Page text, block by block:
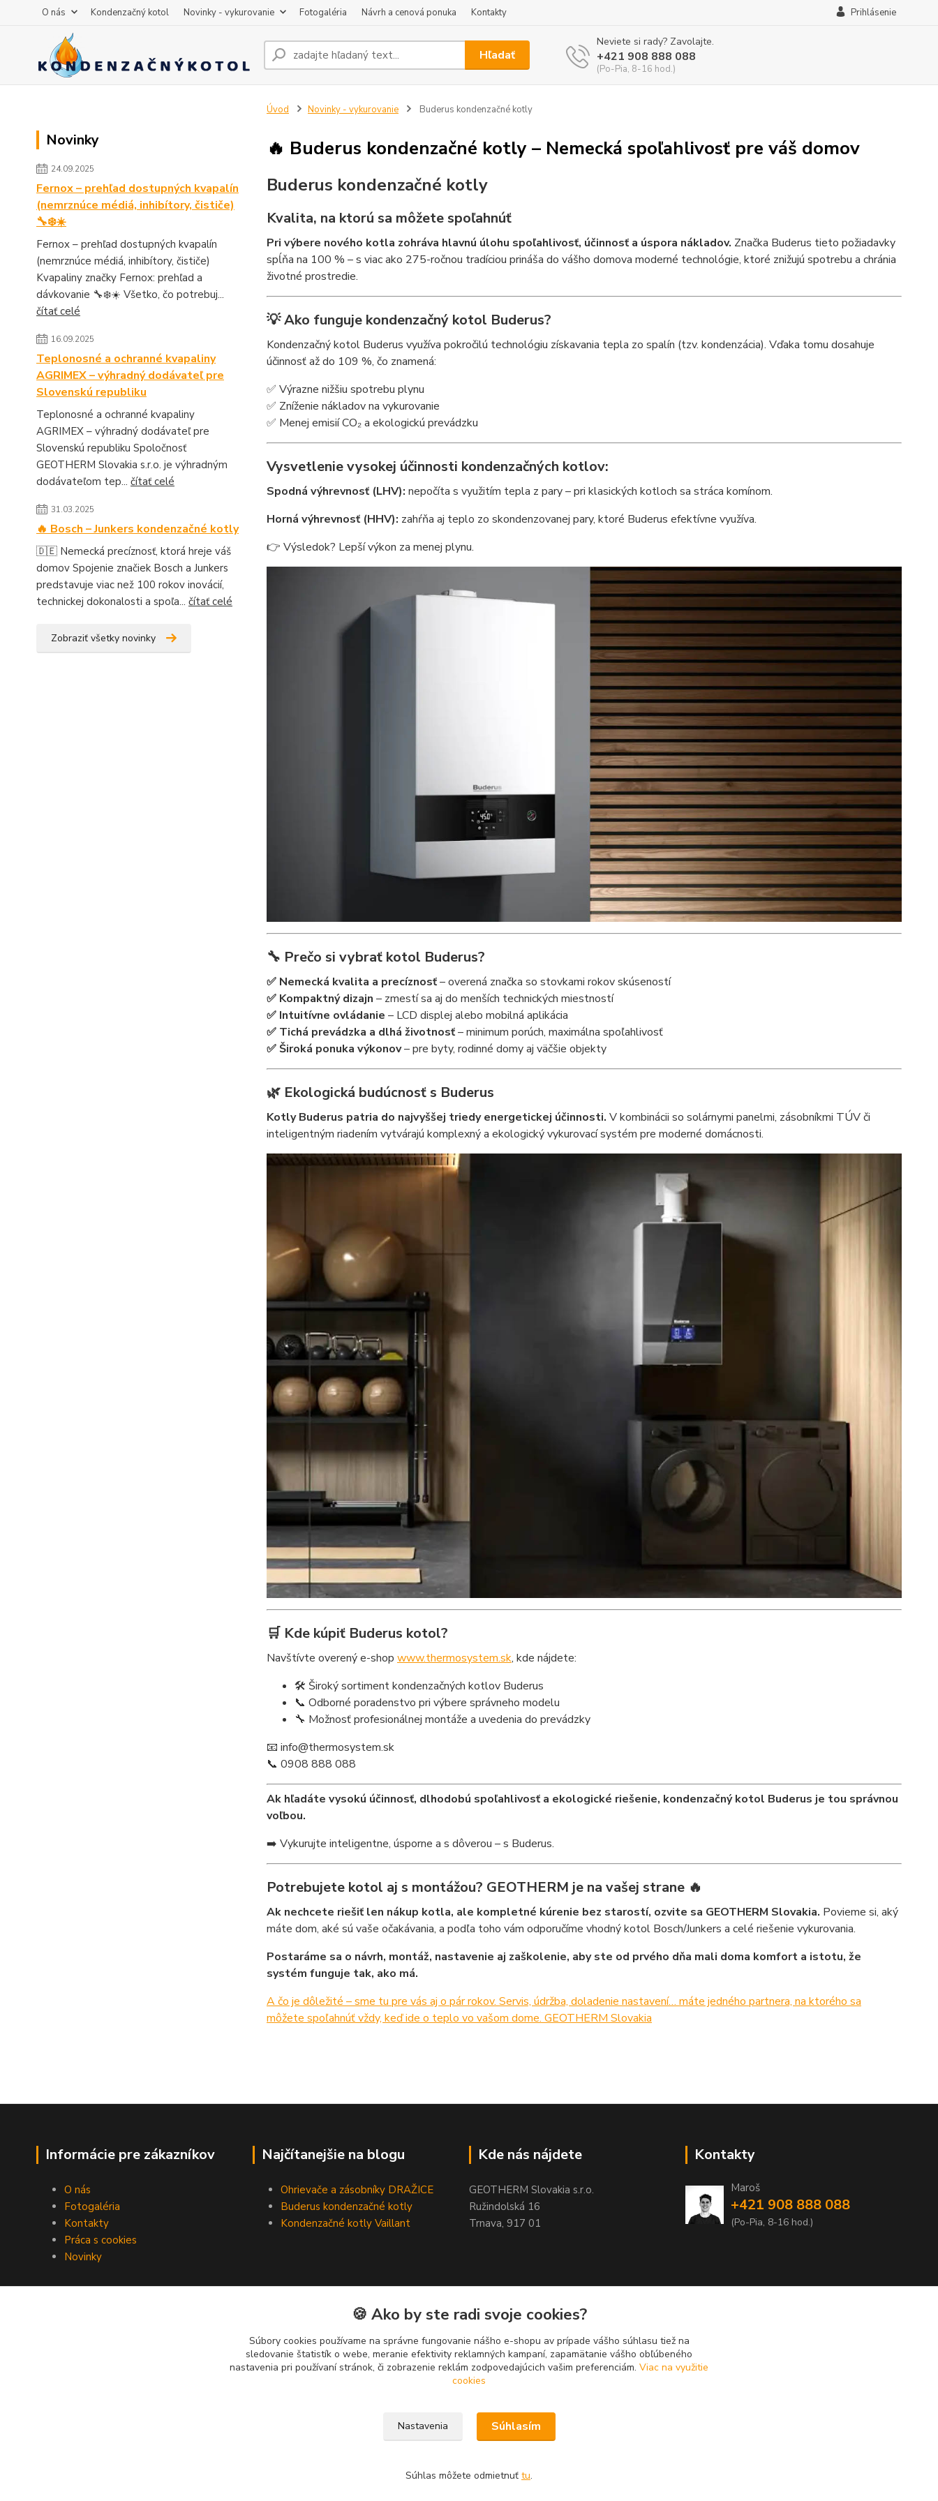
O nás Kondenzačný kotol Novinky - vykurovanie Fotogaléria Návrh a cenová ponuka Kontakty Prihlásenie
Hľadať
Neviete si rady? Zavolajte.
+421 908 888 088
(Po-Pia, 8-16 hod.)
Novinky
24.09.2025
Fernox – prehľad dostupných kvapalín
(nemrznúce médiá, inhibítory, čističe)
🔧❄️☀️
Fernox – prehľad dostupných kvapalín
(nemrznúce médiá, inhibítory, čističe)
Kvapaliny značky Fernox: prehľad a
dávkovanie 🔧❄️☀️ Všetko, čo potrebuj...
čítať celé
16.09.2025
Teplonosné a ochranné kvapaliny
AGRIMEX – výhradný dodávateľ pre
Slovenskú republiku
Teplonosné a ochranné kvapaliny
AGRIMEX – výhradný dodávateľ pre
Slovenskú republiku Spoločnosť
GEOTHERM Slovakia s.r.o. je výhradným
dodávateľom tep... čítať celé
31.03.2025
🔥 Bosch – Junkers kondenzačné kotly
🇩🇪 Nemecká precíznosť, ktorá hreje váš
domov Spojenie značiek Bosch a Junkers
predstavuje viac než 100 rokov inovácií,
technickej dokonalosti a spoľa... čítať celé
Zobraziť všetky novinky
Úvod Novinky - vykurovanie Buderus kondenzačné kotly
🔥 Buderus kondenzačné kotly – Nemecká spoľahlivosť pre váš domov
Buderus kondenzačné kotly
Kvalita, na ktorú sa môžete spoľahnúť
Pri výbere nového kotla zohráva hlavnú úlohu spoľahlivosť, účinnosť a úspora nákladov. Značka Buderus tieto požiadavky
spĺňa na 100 % – s viac ako 275-ročnou tradíciou prináša do vášho domova moderné technológie, ktoré znižujú spotrebu a chránia
životné prostredie.
💡 Ako funguje kondenzačný kotol Buderus?
Kondenzačný kotol Buderus využíva pokročilú technológiu získavania tepla zo spalín (tzv. kondenzácia). Vďaka tomu dosahuje
účinnosť až do 109 %, čo znamená:
✅ Výrazne nižšiu spotrebu plynu
✅ Zníženie nákladov na vykurovanie
✅ Menej emisií CO₂ a ekologickú prevádzku
Vysvetlenie vysokej účinnosti kondenzačných kotlov:
Spodná výhrevnosť (LHV): nepočíta s využitím tepla z pary – pri klasických kotloch sa stráca komínom.
Horná výhrevnosť (HHV): zahŕňa aj teplo zo skondenzovanej pary, ktoré Buderus efektívne využíva.
👉 Výsledok? Lepší výkon za menej plynu.
🔧 Prečo si vybrať kotol Buderus?
✅ Nemecká kvalita a precíznosť– overená značka so stovkami rokov skúseností
✅ Kompaktný dizajn – zmestí sa aj do menších technických miestností
✅ Intuitívne ovládanie – LCD displej alebo mobilná aplikácia
✅ Tichá prevádzka a dlhá životnosť– minimum porúch, maximálna spoľahlivosť
✅ Široká ponuka výkonov– pre byty, rodinné domy aj väčšie objekty
🌿 Ekologická budúcnosť s Buderus
Kotly Buderus patria do najvyššej triedy energetickej účinnosti. V kombinácii so solárnymi panelmi, zásobníkmi TÚV či
inteligentným riadením vytvárajú komplexný a ekologický vykurovací systém pre moderné domácnosti.
🛒 Kde kúpiť Buderus kotol?
Navštívte overený e-shop www.thermosystem.sk, kde nájdete:
🛠️ Široký sortiment kondenzačných kotlov Buderus
📞 Odborné poradenstvo pri výbere správneho modelu
🔧 Možnosť profesionálnej montáže a uvedenia do prevádzky
📧 info@thermosystem.sk
📞 0908 888 088
Ak hľadáte vysokú účinnosť, dlhodobú spoľahlivosť a ekologické riešenie, kondenzačný kotol Buderus je tou správnou
voľbou.
➡️ Vykurujte inteligentne, úsporne a s dôverou – s Buderus.
Potrebujete kotol aj s montážou? GEOTHERM je na vašej strane 🔥
Ak nechcete riešiť len nákup kotla, ale kompletné kúrenie bez starostí, ozvite sa GEOTHERM Slovakia. Povieme si, aký
máte dom, aké sú vaše očakávania, a podľa toho vám odporučíme vhodný kotol Bosch/Junkers a celé riešenie vykurovania.
Postaráme sa o návrh, montáž, nastavenie aj zaškolenie, aby ste od prvého dňa mali doma komfort a istotu, že
systém funguje tak, ako má.
A čo je dôležité – sme tu pre vás aj o pár rokov. Servis, údržba, doladenie nastavení… máte jedného partnera, na ktorého sa
môžete spoľahnúť vždy, keď ide o teplo vo vašom dome. GEOTHERM Slovakia
Informácie pre zákazníkov
O nás
Fotogaléria
Kontakty
Práca s cookies
Novinky
Najčítanejšie na blogu
Ohrievače a zásobníky DRAŽICE
Buderus kondenzačné kotly
Kondenzačné kotly Vaillant
Kde nás nájdete
GEOTHERM Slovakia s.r.o.
Ružindolská 16
Trnava, 917 01
Kontakty
Maroš
+421 908 888 088
(Po-Pia, 8-16 hod.)
🍪 Ako by ste radi svoje cookies?
Súbory cookies používame na správne fungovanie nášho e-shopu av prípade vášho súhlasu tiež na
sledovanie štatistík o webe, meranie efektivity reklamných kampaní, zapamätanie vášho obľúbeného
nastavenia pri používaní stránok, či zobrazenie reklám zodpovedajúcich vašim preferenciám. Viac na využitie
cookies
Nastavenia Súhlasím
Súhlas môžete odmietnuť tu.